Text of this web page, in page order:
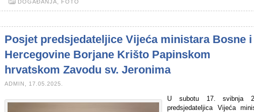
DOGAĐANJA, FOTO
Posjet predsjedateljice Vijeća ministara Bosne i
Hercegovine Borjane Krišto Papinskom
hrvatskom Zavodu sv. Jeronima
ADMIN, 17.05.2025.
U subotu 17. svibnja
predsjedateljica Vijeća